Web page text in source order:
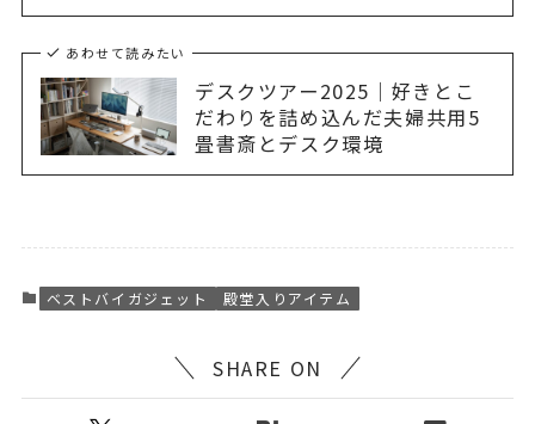
あわせて読みたい
デスクツアー2025｜好きとこ
だわりを詰め込んだ夫婦共用5
畳書斎とデスク環境
ベストバイガジェット 殿堂入りアイテム
SHARE ON